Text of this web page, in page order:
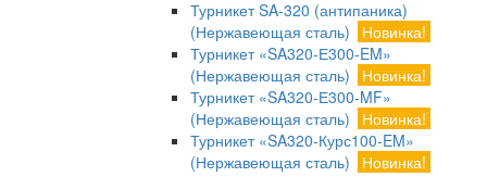
Турникет SA-320 (антипаника)
(Нержавеющая сталь)
Новинка!
Турникет «SA320-Е300-EM»
(Нержавеющая сталь)
Новинка!
Турникет «SA320-Е300-MF»
(Нержавеющая сталь)
Новинка!
Турникет «SA320-Курс100-EM»
(Нержавеющая сталь)
Новинка!